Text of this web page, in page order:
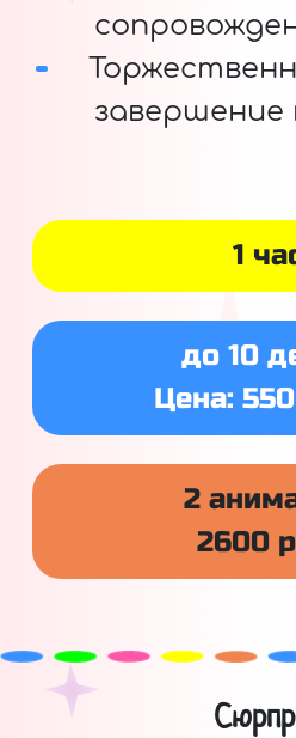
завершение
1
до 10
Цена:
2
2600